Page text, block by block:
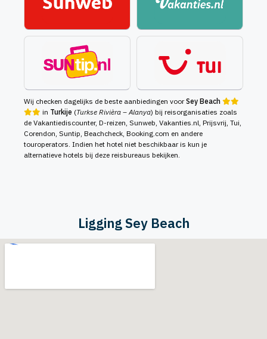
Wij checken dagelijks de beste aanbiedingen voorSey Beach
in Turkije (Turkse Rivièra – Alanya) bij reisorganisaties zoals
de Vakantiediscounter, D-reizen, Sunweb, Vakanties.nl, Prijsvrij, Tui,
Corendon, Suntip, Beachcheck, Booking.com en andere
touroperators. Indien het hotel niet beschikbaar is kun je
alternatieve hotels bij deze reisbureaus bekijken.
Ligging Sey Beach